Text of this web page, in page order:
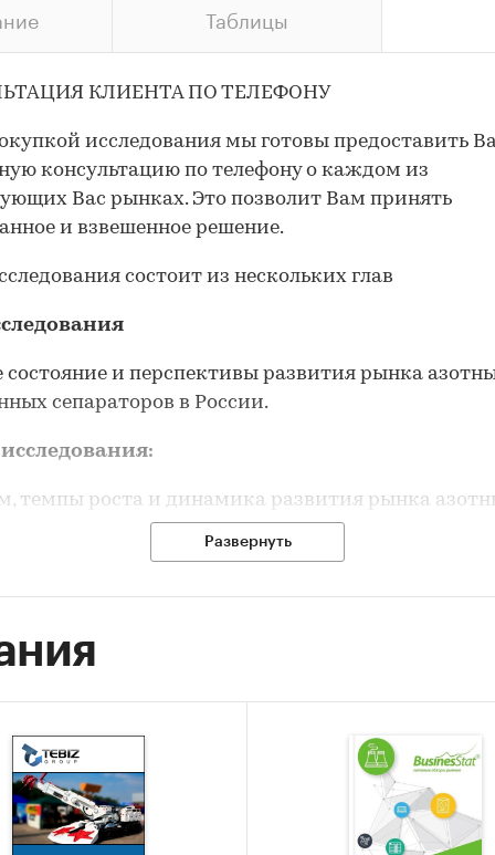
Таблицы
КЛИЕНТА ПО ТЕЛЕФОНУ
исследования мы готовы предоставить
консультацию по телефону о каждом из
Вас рынках. Это позволит Вам принять
и взвешенное решение.
состоит из нескольких глав
состояние и перспективы развития рынка
сепараторов в России.
темпы роста и динамика развития рынка
сепараторов в России.
и темпы роста производства азотных
в России.
импорта в Россию и экспорта из России азотных
сепараторов.
доли производителей и брендов на рынке
сепараторов в России.
определяющие текущее состояние и развитие
мембранных сепараторов в России.
хозяйственная деятельность участников
Развернуть